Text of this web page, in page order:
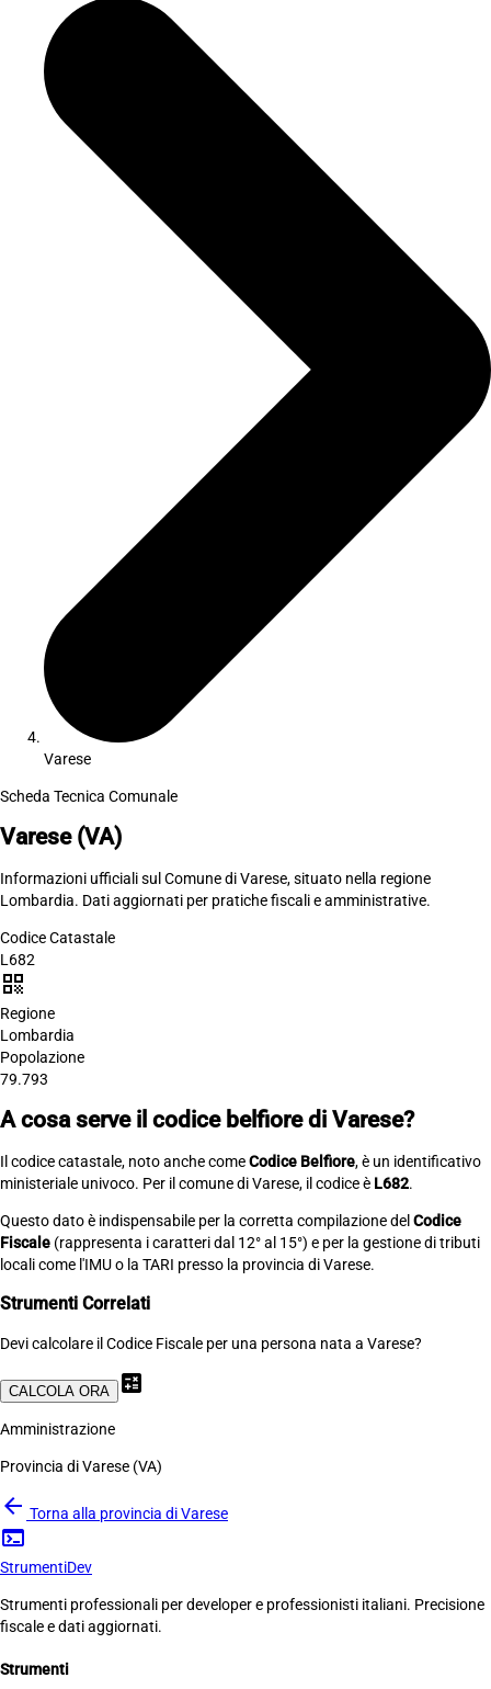
Varese
Scheda Tecnica Comunale
Varese (VA)
Informazioni ufficiali sul Comune di Varese, situato nella regione
Lombardia. Dati aggiornati per pratiche fiscali e amministrative.
Codice Catastale
L682
qr_code
Regione
Lombardia
Popolazione
79.793
A cosa serve il codice belfiore di Varese?
Il codice catastale, noto anche comeCodice Belfiore, è un identificativo
ministeriale univoco. Per il comune di Varese, il codice è L682.
Questo dato è indispensabile per la corretta compilazione del Codice
Fiscale (rappresenta i caratteri dal 12° al 15°) e per la gestione di tributi
locali come l'IMU o la TARI presso la provincia di Varese.
Strumenti Correlati
Devi calcolare il Codice Fiscale per una persona nata a Varese?
CALCOLA ORA calculate
Amministrazione
Provincia di Varese (VA)
arrow_back Torna alla provincia di Varese
terminal
StrumentiDev
Strumenti professionali per developer e professionisti italiani. Precisione
fiscale e dati aggiornati.
Strumenti